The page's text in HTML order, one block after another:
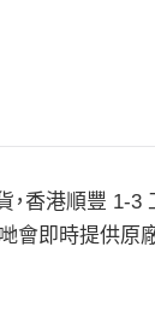
港順豐 1-3
會即時提供原